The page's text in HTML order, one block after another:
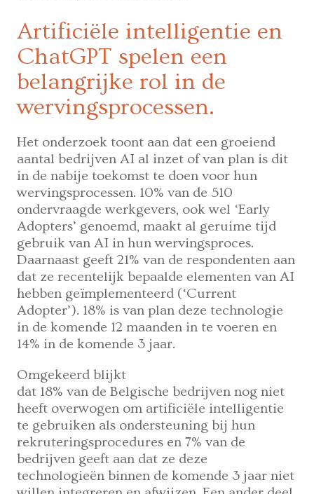
Artificiële intelligentie en
ChatGPT spelen een
belangrijke rol in de
wervingsprocessen.
Het onderzoek toont aan dat een groeiend
aantal bedrijven AI al inzet of van plan is dit
in de nabije toekomst te doen voor hun
wervingsprocessen. 10% van de 510
ondervraagde werkgevers, ook wel ‘Early
Adopters’ genoemd, maakt al geruime tijd
gebruik van AI in hun wervingsproces.
Daarnaast geeft 21% van de respondenten aan
dat ze recentelijk bepaalde elementen van AI
hebben geïmplementeerd (‘Current
Adopter’). 18% is van plan deze technologie
in de komende 12 maanden in te voeren en
14% in de komende 3 jaar.
Omgekeerd blijkt
dat 18% van de Belgische bedrijven nog niet
heeft overwogen om artificiële intelligentie
te gebruiken als ondersteuning bij hun
rekruteringsprocedures en 7% van de
bedrijven geeft aan dat ze deze
technologieën binnen de komende 3 jaar niet